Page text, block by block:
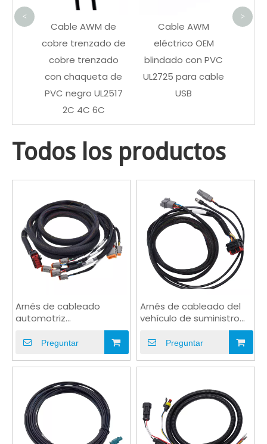
Cable AWM de
cobre trenzado de
cobre trenzado
con chaqueta de
PVC negro UL2517
2C 4C 6C
Cable AWM
eléctrico OEM
blindado con PVC
UL2725 para cable
USB
< >
Todos los productos
Arnés de cableado
automotriz
conector del DT de la
Preguntar
Arnés de cableado del
vehículo de suministro
de energía de PVC con
conector DT
Preguntar